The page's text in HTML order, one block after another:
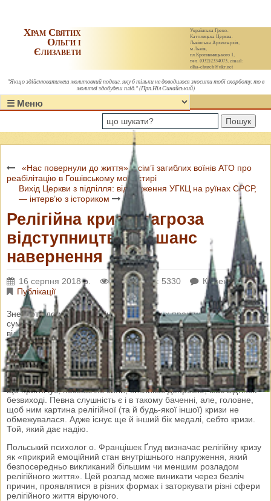
Українська Греко-
Католицька Церква.
Львівська Архиєпархія,
м.Львів,
пл.Кропивницького 1,
тел. (032)2334073, email:
olha-church@ukr.net
Храм Святих
Ольги і
Єлизавети
"Якщо здійснюватимеш молитовний подвиг, яку б тільки не доводилося зносити тобі скорботу, то в
молитві здобудеш плід." (Прп.Ніл Синайський)
Пошук
«Нас повернули до життя» – сім’ї загиблих воїнів АТО про
реабілітацію в Гошівському монастирі
Вихід Церкви з підпілля: відродження УГКЦ на руїнах СРСР,
— інтерв’ю з істориком
Релігійна криза: загроза
відступництва чи шанс
навернення
16 серпня 2018 р. Переглядів: 5330
Коментарі: 0
Публікації
Знеохота до молитви та інших релігійних практик, нав`язливі
сумніви щодо правд віри, різке і тривале погіршення настрою,
відчуття покинутості, спустошеність… Не спішіть записувати
себе до невиправних безбожників. Можливо, вас просто
навідала релігійна криза.
«Діагнозу» цього лякатися не треба. Бо, як правило,
сприймають це поняття в негативному контексті, як щось таке,
що пригнічує, позбавляє сили, викликає депресію, має відтінок
безвиході. Певна слушність є і в такому баченні, але, головне,
щоб ним картина релігійної (та й будь-якої іншої) кризи не
обмежувалася. Адже існує ще й інший бік медалі, себто кризи.
Той, який дає надію.
Польський психолог о. Францішек Ґлуд визначає релігійну кризу
як «прикрий емоційний стан внутрішнього напруження, який
безпосередньо викликаний більшим чи меншим розладом
релігійного життя». Цей розлад може виникати через безліч
причин, проявлятися в різних формах і заторкувати різні сфери
релігійного життя віруючого.